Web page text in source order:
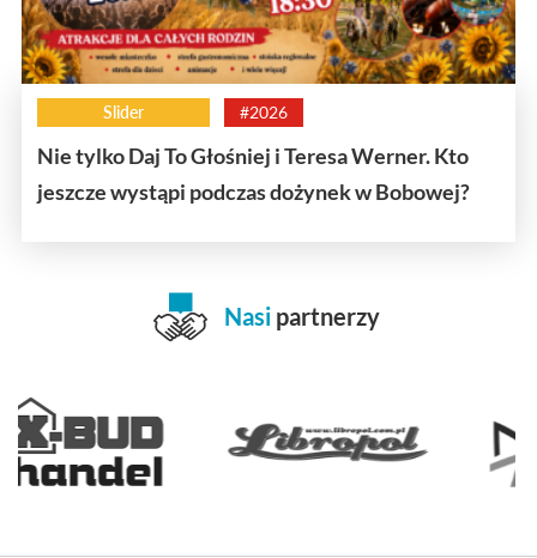
Slider #2026
Nie tylko Daj To Głośniej i Teresa Werner. Kto
jeszcze wystąpi podczas dożynek w Bobowej?
Nasi partnerzy